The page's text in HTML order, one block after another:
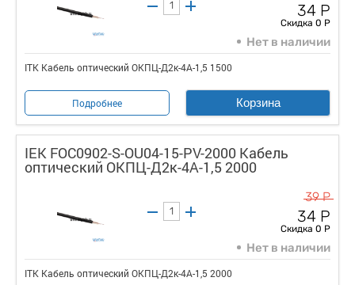
34 Р
Скидка 0 Р
Нет в наличии
ITK Кабель оптический ОКПЦ-Д2к-4А-1,5 1500
Подробнее Корзина
IEK FOC0902-S-OU04-15-PV-2000 Кабель
оптический ОКПЦ-Д2к-4А-1,5 2000
39 Р
34 Р
Скидка 0 Р
Нет в наличии
ITK Кабель оптический ОКПЦ-Д2к-4А-1,5 2000